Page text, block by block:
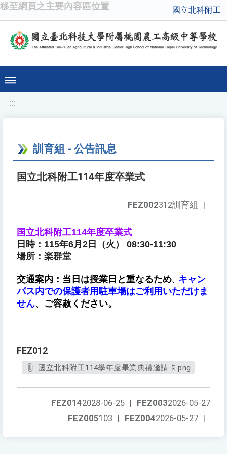
移至網頁之主要內容區位置 國立北科附工
:::
訓育組 - 公告訊息
国立北科附工114年度卒業式
FEZ002312訓育組 |
国立北科附工114年度卒業式
日時：115年6月2日（火）
08:30-11:30
場所：楽群堂
交通案内：当日は授業日と重なるため、 キャン
パス内での保護者用駐車場はご利用いただけま
せん、ご容赦ください。
FEZ012
國立北科附工114學年度畢業典禮邀請卡.png
FEZ0032026-05-27
FEZ0142028-06-25 |
FEZ0042026-05-27 |
FEZ005103 |